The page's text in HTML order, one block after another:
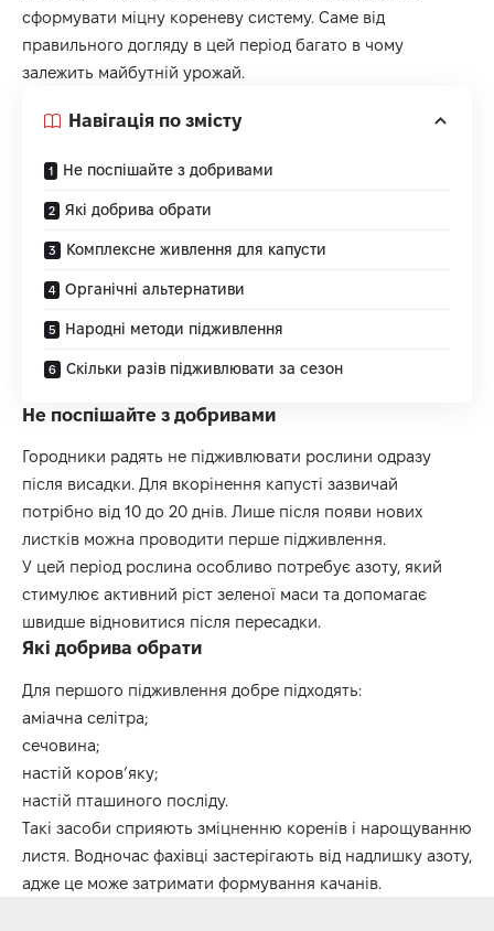
сформувати міцну кореневу систему. Саме від
правильного догляду в цей період багато в чому
залежить майбутній урожай.
Навігація по змісту
Не поспішайте з добривами
Які добрива обрати
Комплексне живлення для капусти
Органічні альтернативи
Народні методи підживлення
Скільки разів підживлювати за сезон
Не поспішайте з добривами
Городники радять не підживлювати рослини одразу
після висадки. Для вкорінення капусті зазвичай
потрібно від 10 до 20 днів. Лише після появи нових
листків можна проводити перше підживлення.
У цей період рослина особливо потребує азоту, який
стимулює активний ріст зеленої маси та допомагає
швидше відновитися після пересадки.
Які добрива обрати
Для першого підживлення добре підходять:
аміачна селітра;
сечовина;
настій коров’яку;
настій пташиного посліду.
Такі засоби сприяють зміцненню коренів і нарощуванню
листя. Водночас фахівці застерігають від надлишку азоту,
адже це може затримати формування качанів.